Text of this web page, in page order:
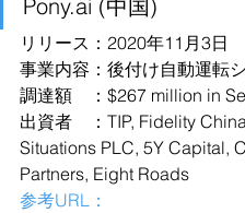
Pony.ai (中国)
リリース：2020年11月3日
事業内容：後付け自動運転
調達額　：$267 million in
出資者　：TIP, Fidelity
Situations PLC, 5Y Capital,
Partners, Eight Roads
参考URL：